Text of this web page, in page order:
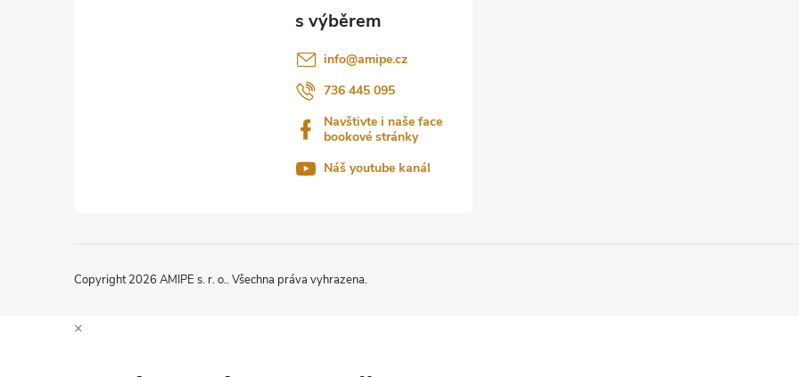
info@amipe.cz
736 445 095
Navštivte i naše face
bookové stránky
Náš youtube kanál
Copyright 2026 AMIPE s. r. o.. Všechna práva vyhrazena.
×